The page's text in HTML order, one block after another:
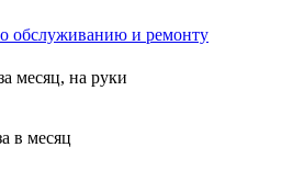
обслуживанию и ремонту
месяц, на руки
в месяц